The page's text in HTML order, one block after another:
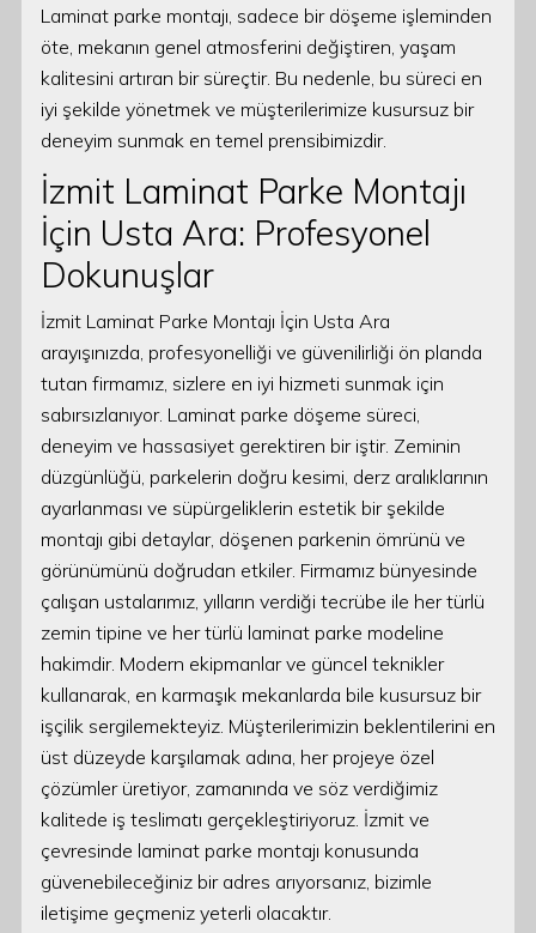
Laminat parke montajı, sadece bir döşeme işleminden
öte, mekanın genel atmosferini değiştiren, yaşam
kalitesini artıran bir süreçtir. Bu nedenle, bu süreci en
iyi şekilde yönetmek ve müşterilerimize kusursuz bir
deneyim sunmak en temel prensibimizdir.
İzmit Laminat Parke Montajı
İçin Usta Ara: Profesyonel
Dokunuşlar
İzmit Laminat Parke Montajı İçin Usta Ara
arayışınızda, profesyonelliği ve güvenilirliği ön planda
tutan firmamız, sizlere en iyi hizmeti sunmak için
sabırsızlanıyor. Laminat parke döşeme süreci,
deneyim ve hassasiyet gerektiren bir iştir. Zeminin
düzgünlüğü, parkelerin doğru kesimi, derz aralıklarının
ayarlanması ve süpürgeliklerin estetik bir şekilde
montajı gibi detaylar, döşenen parkenin ömrünü ve
görünümünü doğrudan etkiler. Firmamız bünyesinde
çalışan ustalarımız, yılların verdiği tecrübe ile her türlü
zemin tipine ve her türlü laminat parke modeline
hakimdir. Modern ekipmanlar ve güncel teknikler
kullanarak, en karmaşık mekanlarda bile kusursuz bir
işçilik sergilemekteyiz. Müşterilerimizin beklentilerini en
üst düzeyde karşılamak adına, her projeye özel
çözümler üretiyor, zamanında ve söz verdiğimiz
kalitede iş teslimatı gerçekleştiriyoruz. İzmit ve
çevresinde laminat parke montajı konusunda
güvenebileceğiniz bir adres arıyorsanız, bizimle
iletişime geçmeniz yeterli olacaktır.